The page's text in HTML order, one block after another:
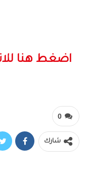
اضغط هنا
0
شارك